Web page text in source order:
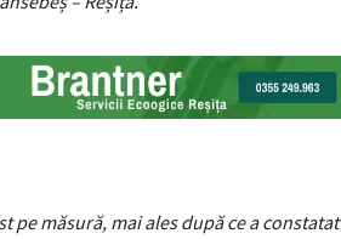
măsură, mai ales după ce a constatat